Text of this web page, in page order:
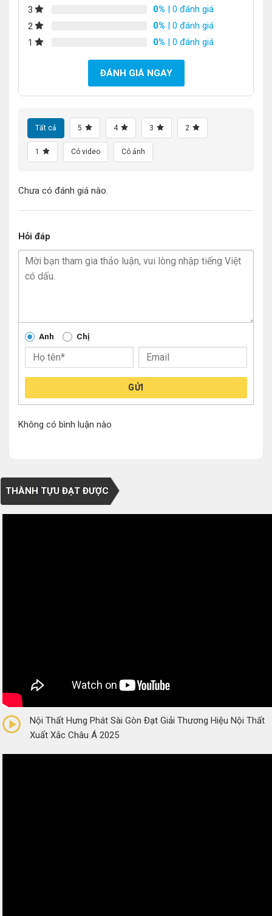
3
0% | 0 đánh giá
2
0% | 0 đánh giá
1
0% | 0 đánh giá
ĐÁNH GIÁ NGAY
Tất cả 5 4 3 2
1 Có video Có ảnh
Chưa có đánh giá nào.
Hỏi đáp
Anh Chị
GỬI
Không có bình luận nào
THÀNH TỰU ĐẠT ĐƯỢC
(0 Reviews)
Nội Thất Hưng Phát Sài Gòn Đạt Giải Thương Hiệu Nội Thất
Xuất Xắc Châu Á 2025